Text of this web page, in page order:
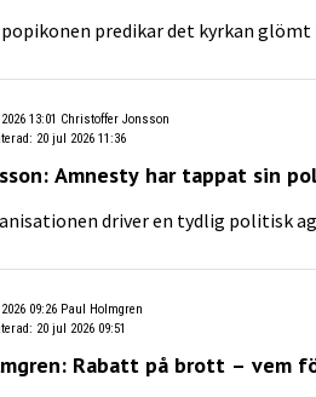
predikar det kyrkan
13:01 Christoffer Jonsson
: 20 jul 2026 11:36
Amnesty har tappat sin
driver en tydlig politisk
09:26 Paul Holmgren
: 20 jul 2026 09:51
Rabatt på brott – vem